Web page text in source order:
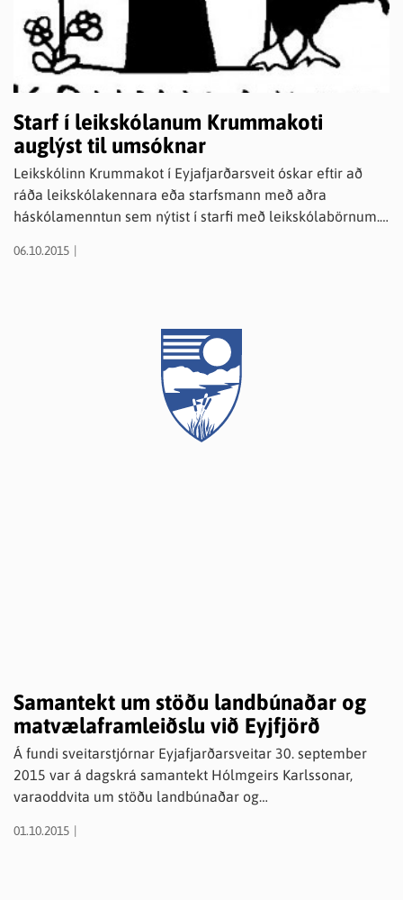
Starf í leikskólanum Krummakoti
auglýst til umsóknar
Leikskólinn Krummakot í Eyjafjarðarsveit óskar eftir að
ráða leikskólakennara eða starfsmann með aðra
háskólamenntun sem nýtist í starfi með leikskólabörnum.
er eftir starfsmanni sem hefur: • Mikinn áhuga á uppeldi og
06.10.2015
Samantekt um stöðu landbúnaðar og
matvælaframleiðslu við Eyjfjörð
Á fundi sveitarstjórnar Eyjafjarðarsveitar 30. september
2015 var á dagskrá samantekt Hólmgeirs Karlssonar,
varaoddvita um stöðu landbúnaðar og
samþykkt samhljóða: Sveitarstjórn Eyjafjarðarsveitar
01.10.2015